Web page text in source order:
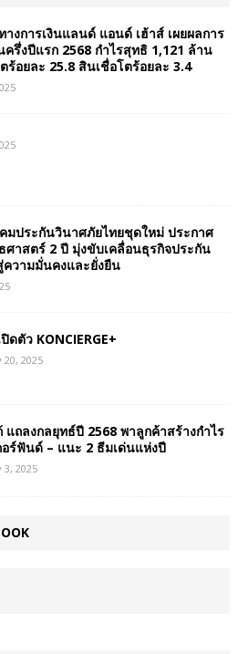
างการเงินแลนด์ แอนด์ เฮ้าส์ เผยผลการ
ครึ่งปีแรก 2568 กำไรสุทธิ 1,121 ล้าน
ร้อยละ 25.8 สินเชื่อโตร้อยละ 3.4
มประกันวินาศภัยไทยชุดใหม่ ประกาศ
ศาสตร์ 2 ปี มุ่งขับเคลื่อนธุรกิจประกัน
วามมั่นคงและยั่งยืน
ดตัว KONCIERGE+
2025
แถลงกลยุทธ์ปี 2568 พาลูกค้าสร้างกำไร
อร์ฟันด์ – แนะ 2 ธีมเด่นแห่งปี
2025